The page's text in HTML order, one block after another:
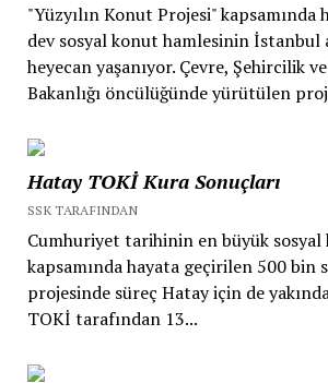
"Yüzyılın Konut Projesi" kapsamında
dev sosyal konut hamlesinin İstanbul
heyecan yaşanıyor. Çevre, Şehircilik
Bakanlığı öncülüğünde yürütülen
Hatay TOKİ Kura Sonuçları
SSK TARAFINDAN
Cumhuriyet tarihinin en büyük
kapsamında hayata geçirilen 500 bin
projesinde süreç Hatay için de
TOKİ tarafından 13...